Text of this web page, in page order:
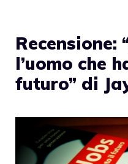
Recensione:
l’uomo che
futuro” di